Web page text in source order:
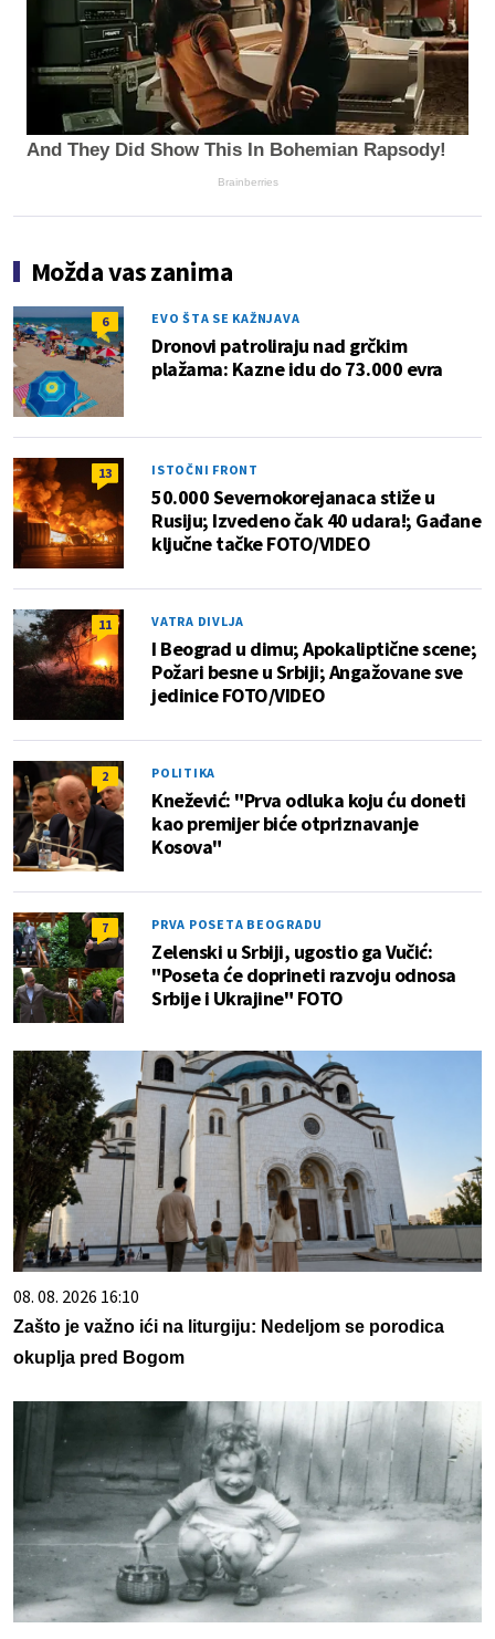
And They Did Show This In Bohemian Rapsody!
Brainberries
Možda vas zanima
6 EVO ŠTA SE KAŽNJAVA
Dronovi patroliraju nad grčkim
plažama: Kazne idu do 73.000 evra
13 ISTOČNI FRONT
50.000 Severnokorejanaca stiže u
Rusiju; Izvedeno čak 40 udara!; Gađane
ključne tačke FOTO/VIDEO
11 VATRA DIVLJA
I Beograd u dimu; Apokaliptične scene;
Požari besne u Srbiji; Angažovane sve
jedinice FOTO/VIDEO
2 POLITIKA
Knežević: "Prva odluka koju ću doneti
kao premijer biće otpriznavanje
Kosova"
7 PRVA POSETA BEOGRADU
Zelenski u Srbiji, ugostio ga Vučić:
"Poseta će doprineti razvoju odnosa
Srbije i Ukrajine" FOTO
08. 08. 2026 16:10
Zašto je važno ići na liturgiju: Nedeljom se porodica
okuplja pred Bogom